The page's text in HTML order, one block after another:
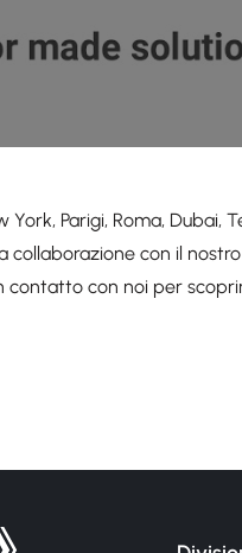
York, Parigi, Roma, Dubai,
collaborazione con il
contatto con noi per